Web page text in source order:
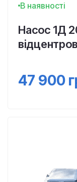
В наявності
Насос 1Д
47 900